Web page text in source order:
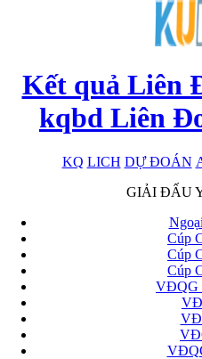
Kết quả Liên
kqbd Liên
KQ LICH DỰ ĐOÁN
GIẢI ĐẤU
Cúp
Cúp
Cúp
VĐQG